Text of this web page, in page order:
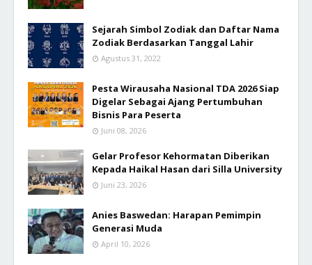
Sejarah Simbol Zodiak dan Daftar Nama
Zodiak Berdasarkan Tanggal Lahir
Agustus 31, 2022
Pesta Wirausaha Nasional TDA 2026 Siap
Digelar Sebagai Ajang Pertumbuhan
Bisnis Para Peserta
Juni 08, 2026
Gelar Profesor Kehormatan Diberikan
Kepada Haikal Hasan dari Silla University
Juni 23, 2026
Anies Baswedan: Harapan Pemimpin
Generasi Muda
April 10, 2026